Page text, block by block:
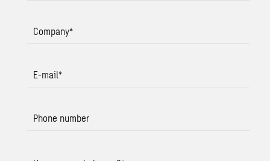
Company*
E-mail*
Phone number